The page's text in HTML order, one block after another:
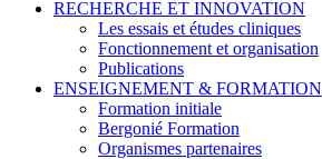
RECHERCHE ET INNOVATION
Les essais et études cliniques
Fonctionnement et organisation
Publications
ENSEIGNEMENT & FORMATION
Formation initiale
Bergonié Formation
Organismes partenaires